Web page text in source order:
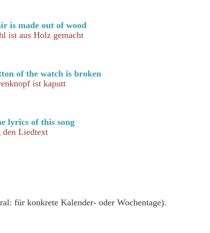
is made out of wood
ist aus Holz gemacht
of the watch is broken
ist kaputt
lyrics of this song
den Liedtext
für konkrete Kalender- oder Wochentage).